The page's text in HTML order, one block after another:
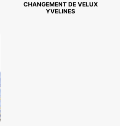
CHANGEMENT DE VELUX
YVELINES